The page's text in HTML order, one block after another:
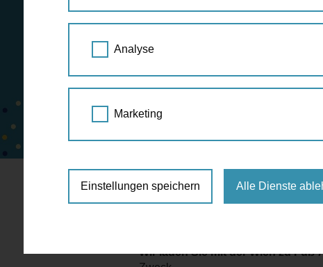
Weihnachten ist die Zeit der Freude
Wir laden Sie mit der Wien zu
Analyse
Marketing
Einstellungen speichern Alle Dienste